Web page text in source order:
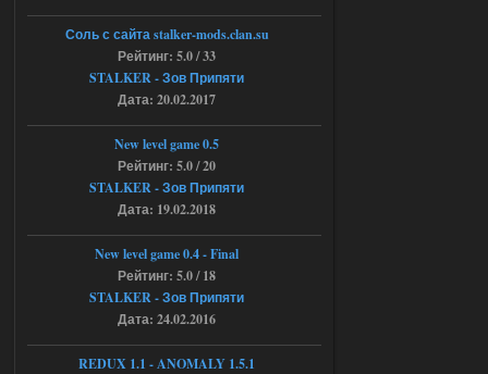
https://rutube.ru/video/50be34
6a53045b746b6f2d80812029a
3/?r=plemwd
Ответить ➤
04.08.2026
Объединенный Пак 2 + OGSR +
STCoP WP 3.4
Stalker-Mods-Clan-su
Доступно только для пользователей
04.08.2026
Объединенный Пак 2 + OGSR +
STCoP WP 3.4
Соль с сайта stalker-mods.clan.su
Рейтинг: 5.0 / 33
STALKER - Зов Припяти
Дата: 20.02.2017
New level game 0.5
Рейтинг: 5.0 / 20
STALKER - Зов Припяти
Дата: 19.02.2018
New level game 0.4 - Final
Рейтинг: 5.0 / 18
STALKER - Зов Припяти
Дата: 24.02.2016
REDUX 1.1​​​​​​​ - ANOMALY 1.5.1